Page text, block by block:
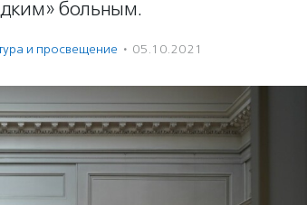
больным.
и просвещение · 05.10.2021